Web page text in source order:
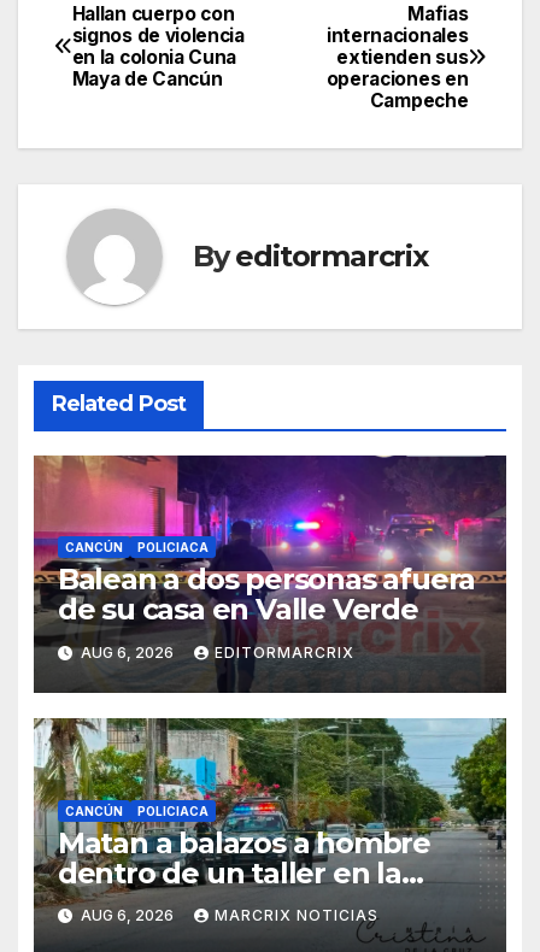
Post
navigation
Mafias
internacionales
extienden sus
operaciones en
Campeche
Hallan cuerpo con
signos de violencia
en la colonia Cuna
Maya de Cancún
Byeditormarcrix
Related Post
CANCÚN POLICIACA
Balean a dos personas afuera
de su casa en Valle Verde
AUG 6, 2026 EDITORMARCRIX
CANCÚN POLICIACA
Matan a balazos a hombre
dentro de un taller en la
Supermanzana 222 de
Cancún
AUG 6, 2026 MARCRIX NOTICIAS